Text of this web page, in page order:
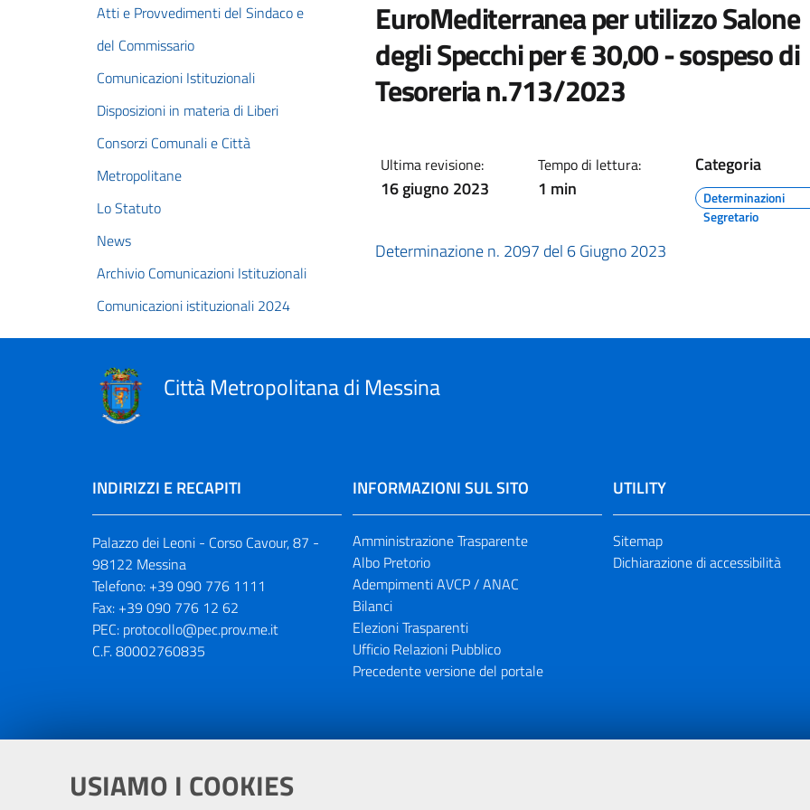
USIAMO I COOKIES
Atti e Provvedimenti del Sindaco e
del Commissario
Comunicazioni Istituzionali
Disposizioni in materia di Liberi
Consorzi Comunali e Città
Metropolitane
Lo Statuto
News
Archivio Comunicazioni Istituzionali
Comunicazioni istituzionali 2024
EuroMediterranea per utilizzo Salone
degli Specchi per € 30,00 - sospeso di
Tesoreria n.713/2023
Ultima revisione:
16 giugno 2023
Tempo di lettura:
1 min
Categoria
Determinazioni
Segretario
Determinazione n. 2097 del 6 Giugno 2023
Città Metropolitana di Messina
INDIRIZZI E RECAPITI
Palazzo dei Leoni - Corso Cavour, 87 -
98122 Messina
Telefono: +39 090 776 1111
Fax: +39 090 776 12 62
PEC: protocollo@pec.prov.me.it
C.F. 80002760835
INFORMAZIONI SUL SITO
Amministrazione Trasparente
Albo Pretorio
Adempimenti AVCP / ANAC
Bilanci
Elezioni Trasparenti
Ufficio Relazioni Pubblico
Precedente versione del portale
UTILITY
Sitemap
Dichiarazione di accessibilità
Portale realizzato con la partecipazione finanziaria dell'Unione Europea tramite i fondi del POR Sicilia